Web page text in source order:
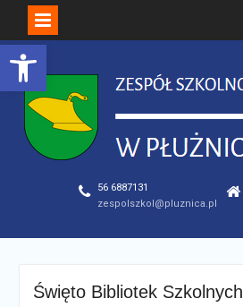
Open toolbar
Skip
to
content
56 6887131
zespolszkol@pluznica.pl
Święto Bibliotek Szkolnych